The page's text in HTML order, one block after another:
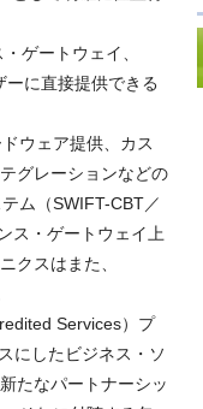
ゲートウェイ、
に直接提供できる
ウェア提供、カス
グレーションなどの
ム（SWIFT-CBT／
ス・ゲートウェイ上
クスはまた、
Services）プ
にしたビジネス・ソ
たなパートナーシッ